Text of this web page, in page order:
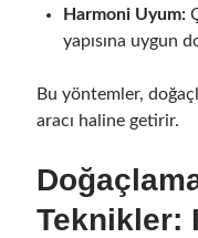
Harmoni Uyum:
yapısına uygun
Bu yöntemler,
aracı haline getirir.
Teknikler: